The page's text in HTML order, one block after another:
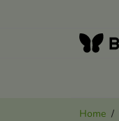
Home